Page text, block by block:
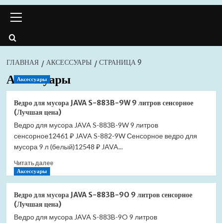
меню
ГЛАВНАЯ АКСЕССУАРЫ СТРАНИЦА 9
Аксессуары
Аксессуары
Ведро для мусора JAVA S-883B-9W 9 литров сенсорное
(Лучшая цена)
Ведро для мусора JAVA S-883B-9W 9 литров
сенсорное12461 ₽ JAVA S-882-9W Сенсорное ведро для
мусора 9 л (белый)12548 ₽ JAVA...
Читать далееПрочитать
для
мусора
JAVA
Аксессуары
Ведро для мусора JAVA S-883B-9O 9 литров сенсорное
(Лучшая цена)
Ведро для мусора JAVA S-883B-9O 9 литров